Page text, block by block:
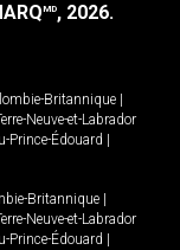
MD, 2026.
Britannique
Neuve-et-Labrador
Prince-Édouard
Britannique
Neuve-et-Labrador
Prince-Édouard